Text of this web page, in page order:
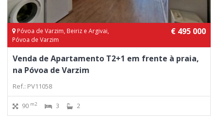
Póvoa de Varzim, Beiriz e Argivai,
Póvoa de Varzim
€ 495 000
Venda de Apartamento T2+1 em frente à praia,
na Póvoa de Varzim
Ref.: PV11058
90 m2 3 2